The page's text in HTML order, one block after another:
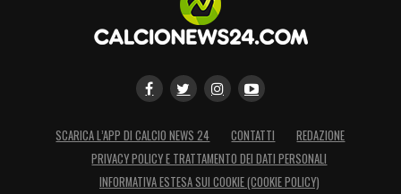
SCARICA L’APP DI CALCIO NEWS 24 CONTATTI
REDAZIONE
PRIVACY POLICY E TRATTAMENTO DEI DATI PERSONALI
INFORMATIVA ESTESA SUI COOKIE (COOKIE POLICY)